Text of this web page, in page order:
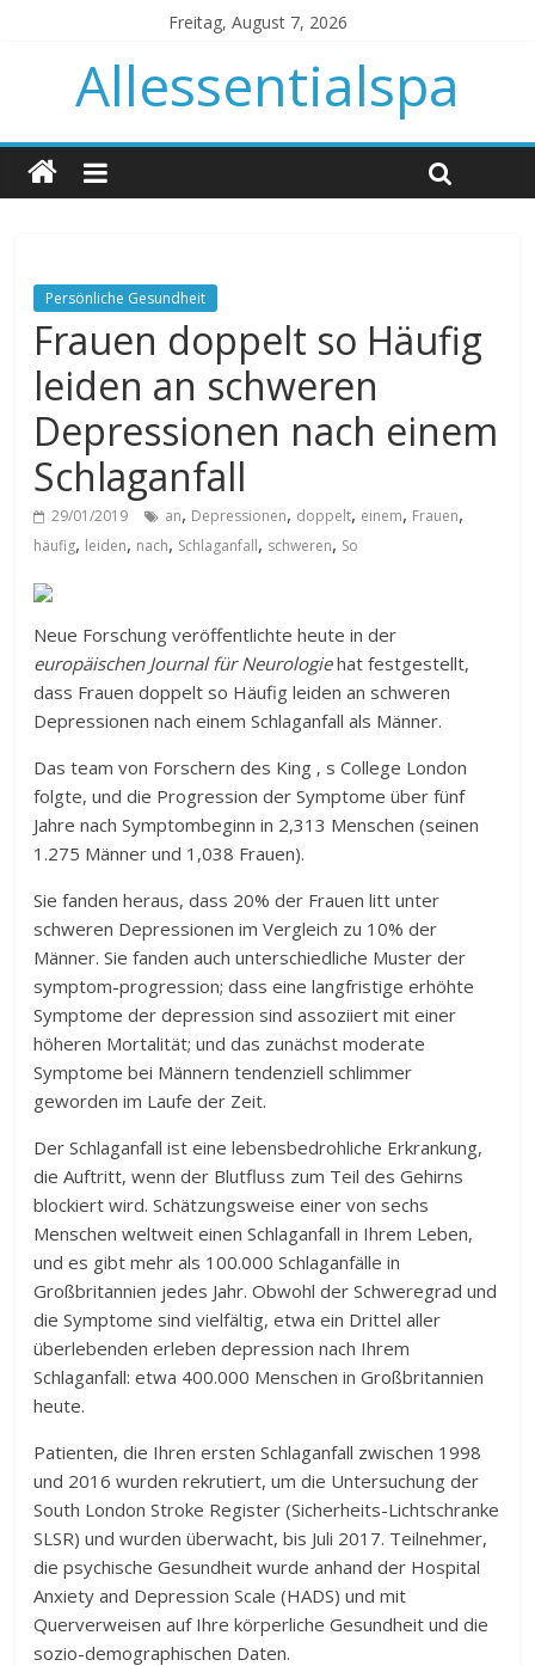
Freitag, August 7, 2026
Allessentialspa
Persönliche Gesundheit
Frauen doppelt so Häufig
leiden an schweren
Depressionen nach einem
Schlaganfall
29/01/2019 an, Depressionen, doppelt, einem, Frauen,
häufig, leiden, nach, Schlaganfall, schweren, So
Neue Forschung veröffentlichte heute in der
europäischen Journal für Neurologiehat festgestellt,
dass Frauen doppelt so Häufig leiden an schweren
Depressionen nach einem Schlaganfall als Männer.
Das team von Forschern des King ‚ s College London
folgte, und die Progression der Symptome über fünf
Jahre nach Symptombeginn in 2,313 Menschen (seinen
1.275 Männer und 1,038 Frauen).
Sie fanden heraus, dass 20% der Frauen litt unter
schweren Depressionen im Vergleich zu 10% der
Männer. Sie fanden auch unterschiedliche Muster der
symptom-progression; dass eine langfristige erhöhte
Symptome der depression sind assoziiert mit einer
höheren Mortalität; und das zunächst moderate
Symptome bei Männern tendenziell schlimmer
geworden im Laufe der Zeit.
Der Schlaganfall ist eine lebensbedrohliche Erkrankung,
die Auftritt, wenn der Blutfluss zum Teil des Gehirns
blockiert wird. Schätzungsweise einer von sechs
Menschen weltweit einen Schlaganfall in Ihrem Leben,
und es gibt mehr als 100.000 Schlaganfälle in
Großbritannien jedes Jahr. Obwohl der Schweregrad und
die Symptome sind vielfältig, etwa ein Drittel aller
überlebenden erleben depression nach Ihrem
Schlaganfall: etwa 400.000 Menschen in Großbritannien
heute.
Patienten, die Ihren ersten Schlaganfall zwischen 1998
und 2016 wurden rekrutiert, um die Untersuchung der
South London Stroke Register (Sicherheits-Lichtschranke
SLSR) und wurden überwacht, bis Juli 2017. Teilnehmer,
die psychische Gesundheit wurde anhand der Hospital
Anxiety and Depression Scale (HADS) und mit
Querverweisen auf Ihre körperliche Gesundheit und die
sozio-demographischen Daten.